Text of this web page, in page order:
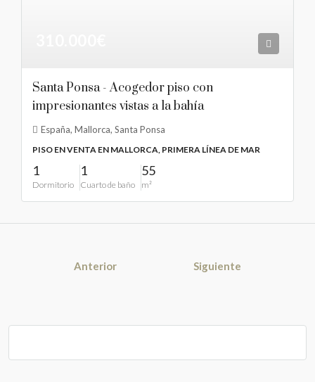
Santa Ponsa - Acogedor piso con
impresionantes vistas a la bahía
España, Mallorca, Santa Ponsa
PISO EN VENTA EN MALLORCA, PRIMERA LÍNEA DE MAR
1
Dormitorio
1
Cuarto de baño
55
m²
Anterior Siguiente